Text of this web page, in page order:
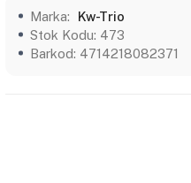
Marka:
Kw-Trio
Stok Kodu: 473
Barkod: 4714218082371